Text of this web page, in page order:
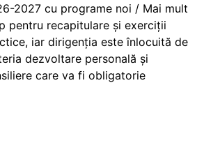
2027 cu programe noi / Mai mult
pentru recapitulare și exerciții
iar dirigenția este înlocuită de
dezvoltare personală și
care va fi obligatorie